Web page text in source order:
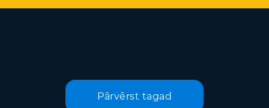
Pārvērst tagad